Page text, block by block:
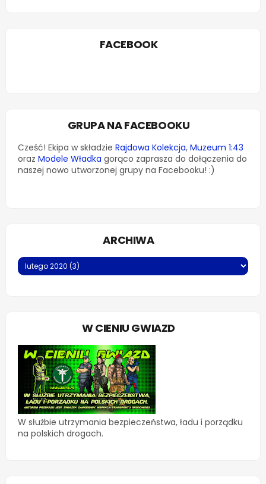
FACEBOOK
GRUPA NA FACEBOOKU
Cześć! Ekipa w składzie Rajdowa Kolekcja, Muzeum 1:43
oraz Modele Władka gorąco zaprasza do dołączenia do
naszej nowo utworzonej grupy na Facebooku! :)
ARCHIWA
W CIENIU GWIAZD
W służbie utrzymania bezpieczeństwa, ładu i porządku
na polskich drogach.